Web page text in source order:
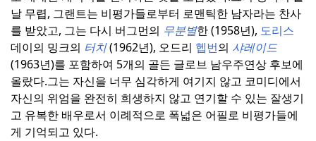
날 무렵, 그랜트는 비평가들로부터 로맨틱한 남자라는 찬사
를 받았고, 그는 다시 버그먼의 무분별한 (1958년), 도리스
데이의 밍크의 터치(1962년), 오드리 헵번의 샤레이드
(1963년)를 포함하여 5개의 골든 글로브 남우주연상 후보에
올랐다.그는 자신을 너무 심각하게 여기지 않고 코미디에서
자신의 위엄을 완전히 희생하지 않고 연기할 수 있는 잘생기
고 유복한 배우로서 이례적으로 폭넓은 어필로 비평가들에
게 기억되고 있다.